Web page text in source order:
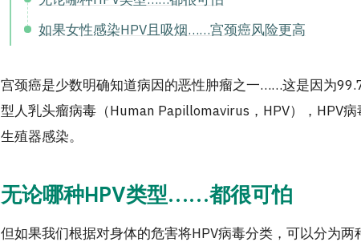
如果女性感染HPV且吸烟……宫颈癌风险更高
宫颈癌是少数明确知道病因的恶性肿瘤之一……这是因为
型人乳头瘤病毒（Human Papillomavirus，HPV），HPV
生殖器感染。
无论哪种HPV类型……都很可怕
但如果我们根据对身体的危害将HPV病毒分类，可以分为两